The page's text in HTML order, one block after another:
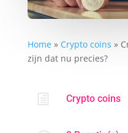
Home» Crypto coins »
zijn dat nu precies?
h Crypto coins